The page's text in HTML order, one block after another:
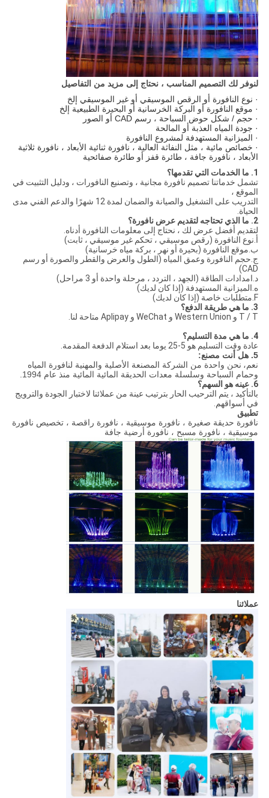
لنوفر لك التصميم المناسب ، نحتاج إلى مزيد من التفاصيل
· نوع النافورة أو الرقص الموسيقي أو غير الموسيقي إلخ
· موقع النافورة أو البركة الخرسانية أو البحيرة الطبيعية إلخ
· حجم / شكل حوض السباحة ، رسم CAD أو الصور
· جودة المياه العذبة أو المالحة
· الميزانية المستهدفة لمشروع النافورة
· خصائص مائية ، مثل النفاثة العالية ، نافورة ثنائية الأبعاد ، نافورة ثلاثية
الأبعاد ، نافورة جافة ، طائرة قفز أو طائرة صفائحية
1. ما الخدمات التي تقدمها؟
تشمل خدماتنا تصميم نافورة مجانية ، وتصنيع النافورات ، ودليل التثبيت في
الموقع ،
التدريب على التشغيل والصيانة والضمان لمدة 12 شهرًا والدعم الفني مدى
الحياة.
2. ما الذي تحتاجه لتقديم عرض نافورة؟
لتقديم أفضل عرض لك ، نحتاج إلى معلومات النافورة أدناه.
أ.نوع النافورة (رقص موسيقي ، تحكم غير موسيقي ، ثابت)
ب.موقع النافورة (بحيرة أو نهر ، بركة مياه خرسانية)
ج.حجم النافورة وعمق المياه (الطول والعرض والقطر والصورة أو رسم
CAD)
د.امدادات الطاقة (الجهد ، التردد ، مرحلة واحدة أو 3 مراحل)
ه.الميزانية المستهدفة (إذا كان لديك)
F.متطلبات خاصة (إذا كان لديك)
3. ما هي طريقة الدفع؟
T / T و Western Union و WeChat و Aplipay متاحة لنا.
4. ما هي مدة التسليم؟
عادة وقت التسليم هو 5-25 يوما بعد استلام الدفعة المقدمة.
5. هل أنت مصنع:
نعم، نحن واحدة من الشركة المصنعة الأصلية والمهنية لنافورة المياه
وحمام السباحة وسلسلة معدات الحديقة المائية المائية منذ عام 1994.
6. عينه هو السهم؟
بالتأكيد ، يتم الترحيب الحار بترتيب عينة من عملائنا لاختبار الجودة والترويج
في أسواقهم.
تطبيق
نافورة حديقة صغيرة ، نافورة موسيقية ، نافورة راقصة ، تخصيص نافورة
موسيقية ، نافورة مسبح ، نافورة أرضية جافة
عملائنا